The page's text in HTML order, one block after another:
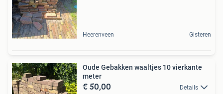
Heerenveen Gisteren
Oude Gebakken waaltjes 10 vierkante
meter
€ 50,00 Details